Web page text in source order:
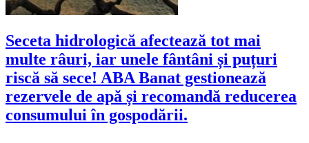
Seceta hidrologică afectează tot mai
multe râuri, iar unele fântâni și puțuri
riscă să sece! ABA Banat gestionează
rezervele de apă și recomandă reducerea
consumului în gospodării.